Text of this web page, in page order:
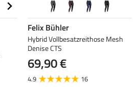
Felix Bühler
Hybrid Vollbesatzreithose Mesh
Denise CTS
69,90 €
4.9 16